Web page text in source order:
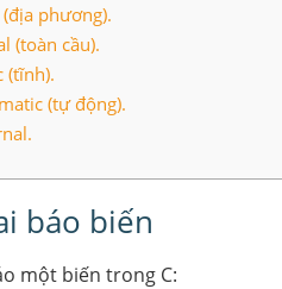
phương).
(toàn cầu).
(tĩnh).
(tự động).
báo biến
một biến trong C: